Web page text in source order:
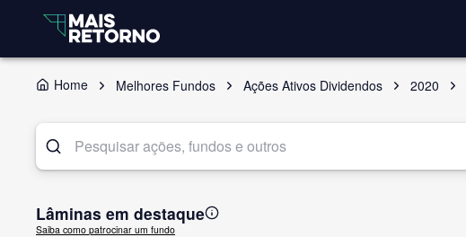
Home Melhores Fundos Ações Ativos Dividendos 2020
Lâminas em destaque
Saiba como patrocinar um fundo